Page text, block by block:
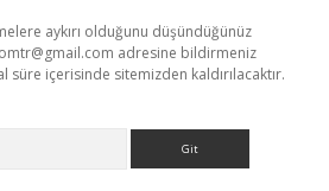
aykırı olduğunu düşündüğünüz
adresine bildirmeniz
süre içerisinde sitemizden kaldırılacaktır.